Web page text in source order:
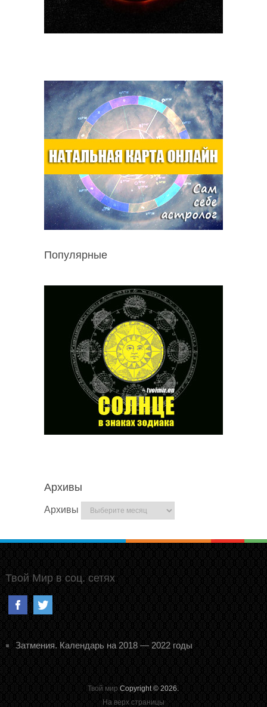
Популярные
Архивы
Архивы
Твой Мир в соц. сетях
Затмения. Календарь на 2018 — 2022 годы
Твой мир Copyright © 2026.
На верх страницы